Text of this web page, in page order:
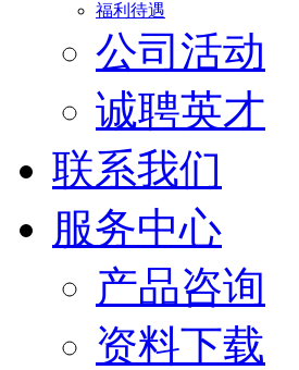
福利待遇
公司活动
诚聘英才
联系我们
服务中心
产品咨询
资料下载